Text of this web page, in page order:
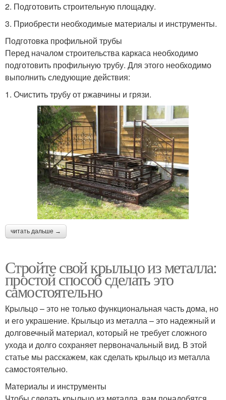
2. Подготовить строительную площадку.
3. Приобрести необходимые материалы и инструменты.
Подготовка профильной трубы
Перед началом строительства каркаса необходимо
подготовить профильную трубу. Для этого необходимо
выполнить следующие действия:
1. Очистить трубу от ржавчины и грязи.
читать дальше →
Стройте свой крыльцо из металла:
простой способ сделать это
самостоятельно
Крыльцо – это не только функциональная часть дома, но
и его украшение. Крыльцо из металла – это надежный и
долговечный материал, который не требует сложного
ухода и долго сохраняет первоначальный вид. В этой
статье мы расскажем, как сделать крыльцо из металла
самостоятельно.
Материалы и инструменты